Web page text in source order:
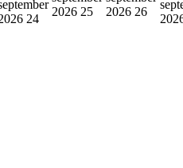
24
2026 25
2026 26